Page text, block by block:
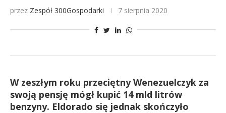
przez Zespół 300Gospodarki 7 sierpnia 2020
W zeszłym roku przeciętny Wenezuelczyk za
swoją pensję mógł kupić 14 mld litrów
benzyny. Eldorado się jednak skończyło